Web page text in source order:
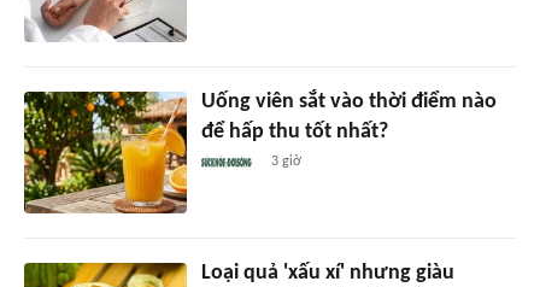
Uống viên sắt vào thời điểm nào
để hấp thu tốt nhất?
3 giờ
Loại quả 'xấu xí' nhưng giàu